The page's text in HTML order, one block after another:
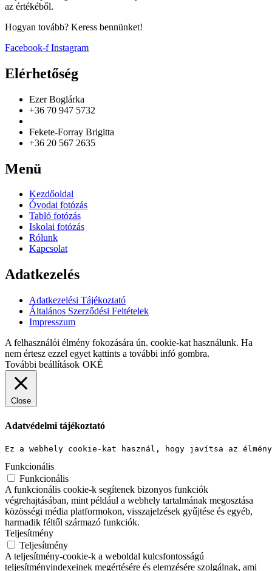
az értékéből.
Hogyan tovább? Keress bennünket!
Facebook-f Instagram
Elérhetőség
Ezer Boglárka
+36 70 947 5732
Fekete-Forray Brigitta
+36 20 567 2635
Menü
Kezdőoldal
Óvodai fotózás
Tabló fotózás
Iskolai fotózás
Rólunk
Kapcsolat
Adatkezelés
Adatkezelési Tájékoztató
Általános Szerződési Feltételek
Impresszum
A felhasználói élmény fokozására ún. cookie-kat használunk. Ha
nem értesz ezzel egyet kattints a további infó gombra.
További beállítások OKÉ
Close
Adatvédelmi tájékoztató
Ez a webhely cookie-kat használ, hogy javítsa az
Funkcionális
Funkcionális
A funkcionális cookie-k segítenek bizonyos funkciók
végrehajtásában, mint például a webhely tartalmának megosztása
közösségi média platformokon, visszajelzések gyűjtése és egyéb,
harmadik féltől származó funkciók.
Teljesítmény
Teljesítmény
A teljesítmény-cookie-k a weboldal kulcsfontosságú
teljesítményindexeinek megértésére és elemzésére szolgálnak, ami